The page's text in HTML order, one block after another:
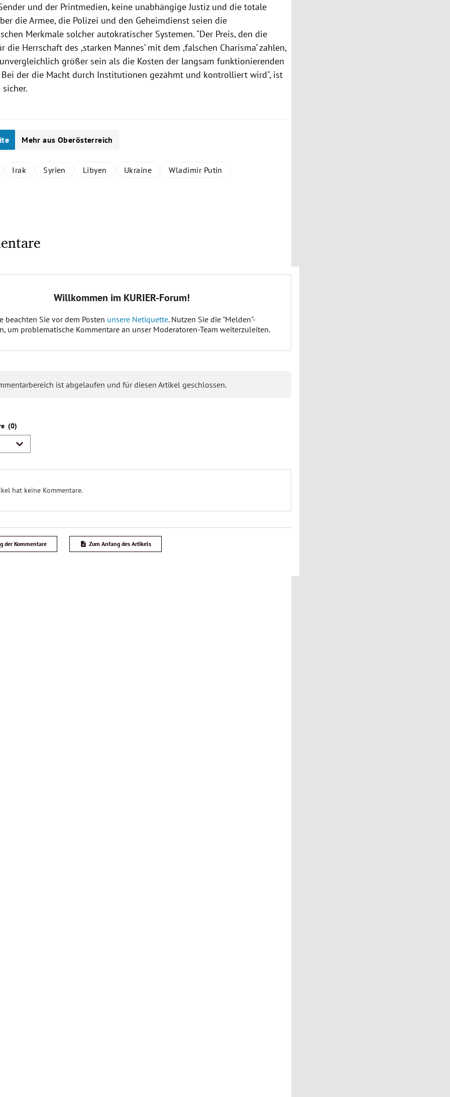
und der Printmedien, keine unabhängige Justiz und die totale
die Armee, die Polizei und den Geheimdienst seien die
Merkmale solcher autokratischer Systemen. "Der Preis, den die
die Herrschaft des ,starken Mannes‘ mit dem ,falschen Charisma‘ zahlen,
größer sein als die Kosten der langsam funktionierenden
Bei der die Macht durch Institutionen gezähmt und kontrolliert wird", ist
sicher.
Mehr aus Oberösterreich
Irak Syrien Libyen Ukraine Wladimir Putin